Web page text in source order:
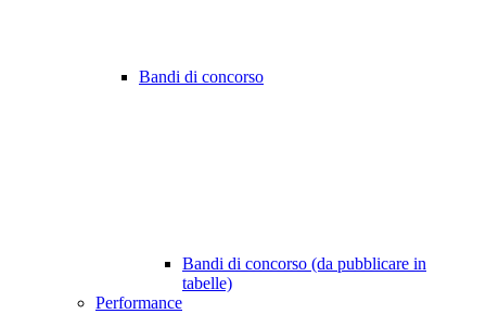
Bandi di concorso
Bandi di concorso (da pubblicare in
tabelle)
Performance